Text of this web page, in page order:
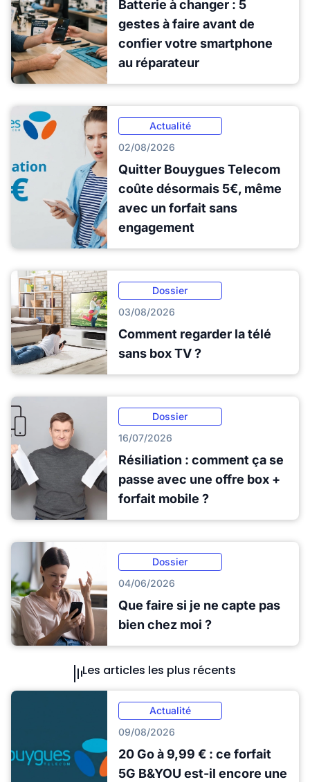
Batterie à changer : 5
gestes à faire avant de
confier votre smartphone
au réparateur
Actualité
02/08/2026
Quitter Bouygues Telecom
coûte désormais 5€, même
avec un forfait sans
engagement
Dossier
03/08/2026
Comment regarder la télé
sans box TV ?
Dossier
16/07/2026
Résiliation : comment ça se
passe avec une offre box +
forfait mobile ?
Dossier
04/06/2026
Que faire si je ne capte pas
bien chez moi ?
Les articles les plus récents
Actualité
09/08/2026
20 Go à 9,99 € : ce forfait
5G B&YOU est-il encore une